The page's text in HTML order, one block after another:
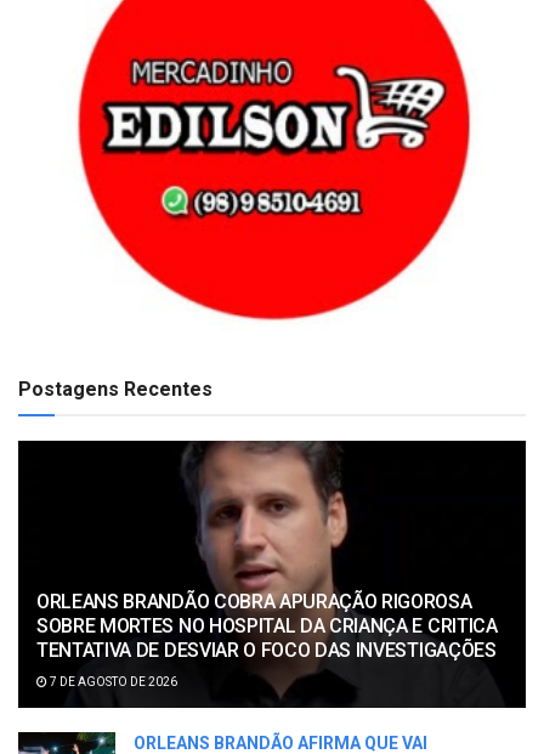
Postagens Recentes
ORLEANS BRANDÃO COBRA APURAÇÃO RIGOROSA
SOBRE MORTES NO HOSPITAL DA CRIANÇA E CRITICA
TENTATIVA DE DESVIAR O FOCO DAS INVESTIGAÇÕES
7 DE AGOSTO DE 2026
ORLEANS BRANDÃO AFIRMA QUE VAI